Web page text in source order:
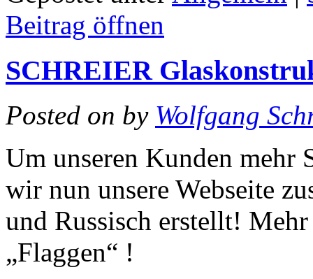
Beitrag öffnen
SCHREIER
Posted on by Wolfgang
Um unseren Kunden mehr
wir nun unsere Webseite
und Russisch erstellt!
„Flaggen“ !